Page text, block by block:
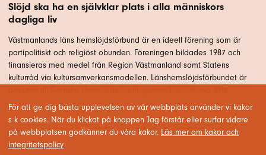
Slöjd ska ha en självklar plats i alla människors
dagliga liv
Västmanlands läns hemslöjdsförbund är en ideell förening som är
partipolitiskt och religiöst obunden. Föreningen bildades 1987 och
finansieras med medel från Region Västmanland samt Statens
kulturråd via kultursamverkansmodellen. Länshemslöjdsförbundet är
För att ge dig bästa upplevelsen av vår webbplats använder vi kakor
s k cookies. När du klickat på knappen Jag förstår eller surfar vidare
på webbplatsen godkänner du våra kakor. Läs mer om kakor och
integritetspolicy